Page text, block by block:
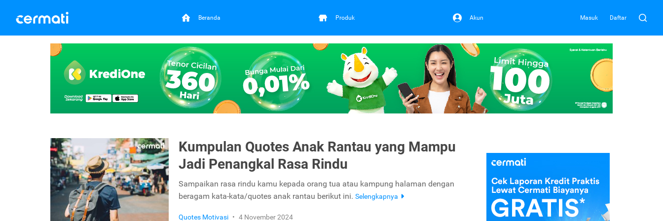
Beranda Produk Akun Masuk Daftar
Kumpulan Quotes Anak Rantau yang Mampu
Jadi Penangkal Rasa Rindu
Sampaikan rasa rindu kamu kepada orang tua atau kampung halaman dengan
beragam kata-kata/quotes anak rantau berikut ini. Selengkapnya
Quotes Motivasi • 4 November 2024